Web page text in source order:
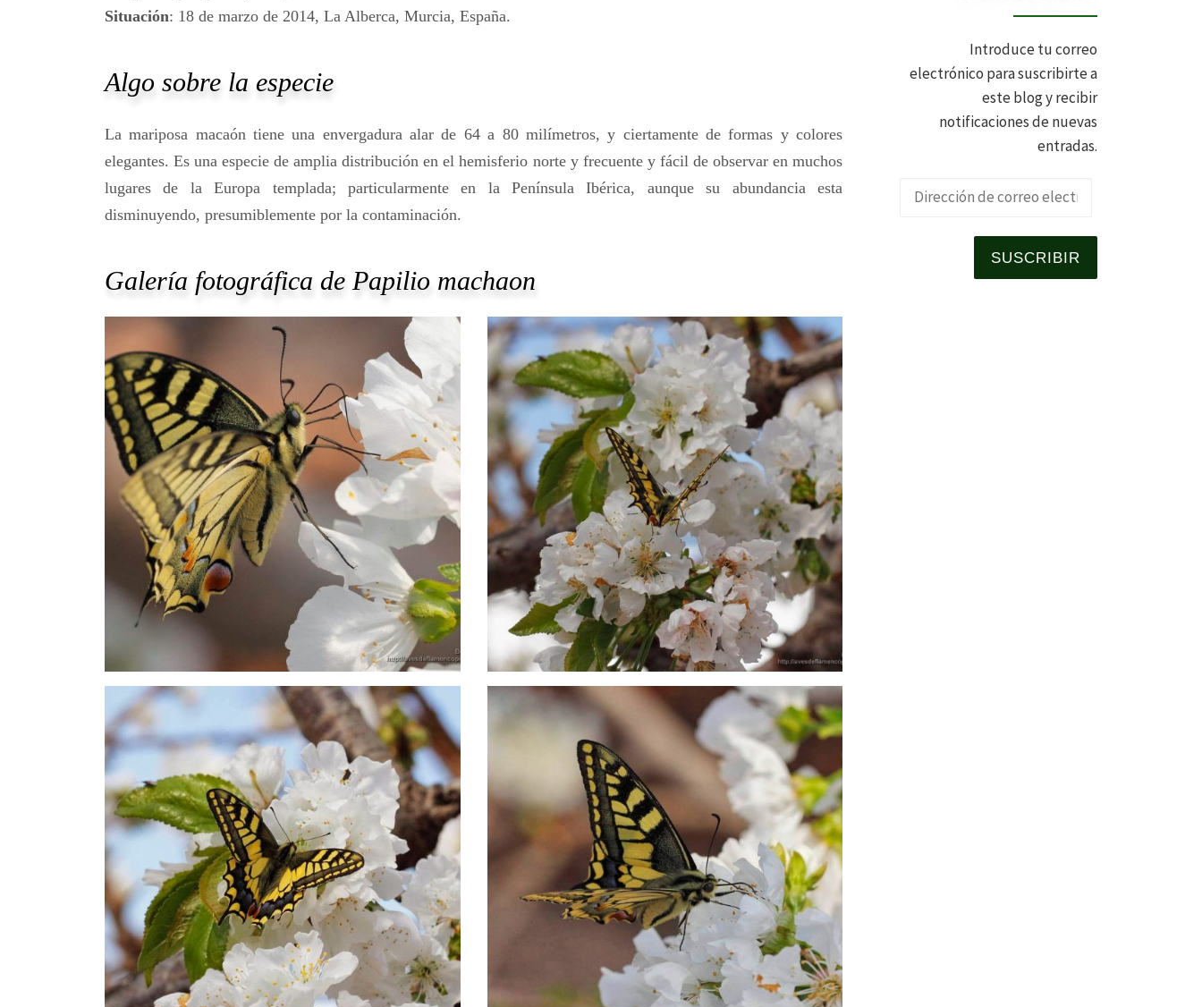
Situación: 18 de marzo de 2014, La Alberca, Murcia, España.
Algo sobre la especie
La mariposa macaón tiene una envergadura alar de 64 a 80 milímetros, y ciertamente de formas y colores
elegantes. Es una especie de amplia distribución en el hemisferio norte y frecuente y fácil de observar en muchos
lugares de la Europa templada; particularmente en la Península Ibérica, aunque su abundancia esta
disminuyendo, presumiblemente por la contaminación.
Galería fotográfica de Papilio machaon
Introduce tu correo
electrónico para suscribirte a
este blog y recibir
notificaciones de nuevas
entradas.
SUSCRIBIR